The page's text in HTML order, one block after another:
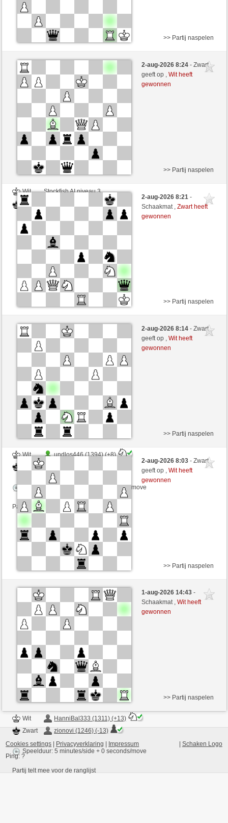
Zwart
chesscrab (1259) (+14)
Wit
zionovi (1208) (-14)
Speelduur: 11 minutes/side + 11 seconds/move
Partij telt mee voor de ranglijst
>> Partij naspelen
2-aug-2026 8:24- Zwart
geeft op ,Wit heeft
gewonnen
Wit
Stockfish AI niveau 3
Zwart
>> Partij naspelen
2-aug-2026 8:21-
Schaakmat ,Zwart heeft
gewonnen
Zwart
Stockfish AI niveau 3
Wit
zionovi (1208)
>> Partij naspelen
2-aug-2026 8:14- Zwart
geeft op ,Wit heeft
gewonnen
Wit
undlos446 (1394) (+8)
Zwart
Speelduur: 5 minutes/side + 3 seconds/move
Partij telt mee voor de ranglijst
>> Partij naspelen
2-aug-2026 8:03- Zwart
geeft op ,Wit heeft
gewonnen
Wit
Ascanio621926 (1214) (+17)
Zwart
zionovi (1233) (-17)
Speelduur: 9 minutes/side + 21 seconds/move
>> Partij naspelen
1-aug-2026 14:43-
Schaakmat ,Wit heeft
gewonnen
Wit
HanniBal333 (1311) (+13)
Zwart
zionovi (1246) (-13)
Speelduur: 5 minutes/side + 0 seconds/move
Partij telt mee voor de ranglijst
>> Partij naspelen
Schaken Logo
Cookies settings Privacyverklaring
Impressum
Ping:?